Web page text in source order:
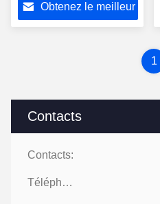
Contacts
Contacts:
Téléphone:
multimédia de la voiture
DVD GPS de Mitsubishi
Obtenez le meilleur
1